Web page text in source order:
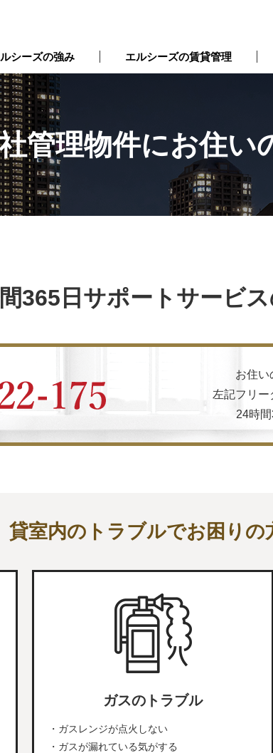
シーズの強み エルシーズの賃貸管理
管理物件にお住い
365日サポートサービ
お住い
左記フリー
24時
貸室内のトラブルでお困りの
ガスのトラブル
・ガスレンジが点火しない
・ガスが漏れている気がする